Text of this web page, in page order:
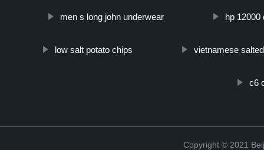
men s long john underwear hp 12000
low salt potato chips vietnamese
c6
Copyright © 2021